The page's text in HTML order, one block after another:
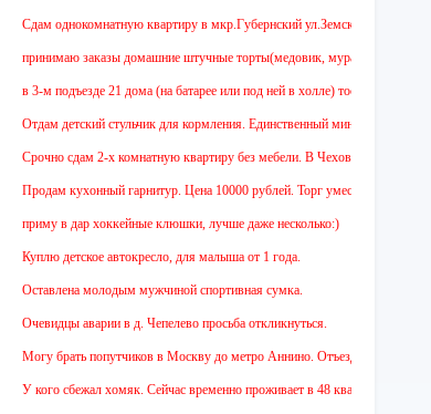
Cдам однокомнатную квартиру в мкр.Губернский ул.Земская. Ремонт от
принимаю заказы домашние штучные торты(медовик, муравейник,
в 3-м подъезде 21 дома (на батарее или под ней в холле) тоскует и
Отдам детский стульчик для кормления. Единственный минус - нет мягкой
Срочно сдам 2-х комнатную квартиру без мебели. В Чехове буду после 15-
Продам кухонный гарнитур. Цена 10000 рублей. Торг уместен.
приму в дар хоккейные клюшки, лучше даже несколько:)
Куплю детское автокресло, для малыша от 1 года.
Оставлена молодым мужчиной спортивная сумка.
Очевидцы аварии в д. Чепелево просьба откликнуться.
Могу брать попутчиков в Москву до метро Аннино. Отъезд 6.45 от
У кого сбежал хомяк. Сейчас временно проживает в 48 квартире (9 этаж ул